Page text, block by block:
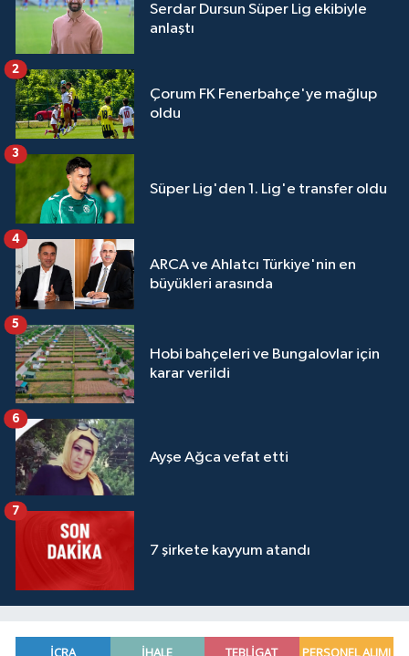
Serdar Dursun Süper Lig ekibiyle
anlaştı
Çorum FK Fenerbahçe'ye mağlup
oldu
2
Süper Lig'den 1. Lig'e transfer oldu
3
ARCA ve Ahlatcı Türkiye'nin en
büyükleri arasında
4
Hobi bahçeleri ve Bungalovlar için
karar verildi
5
Ayşe Ağca vefat etti
6
7 şirkete kayyum atandı
7